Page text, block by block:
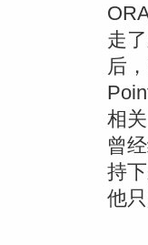
走
后
相
曾
持
他